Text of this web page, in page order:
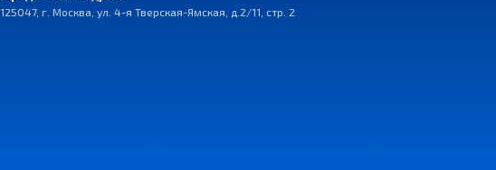
125047, г. Москва, ул. 4-я Тверская-Ямская, д.2/11, стр. 2